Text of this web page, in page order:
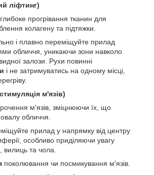
ліфтинг)
прогрівання тканин для
колагену та підтяжки.
і плавно переміщуйте прилад
обличчя, уникаючи зони навколо
залози. Рухи повинні
і не затримуватись на одному місці,
м'язів)
м'язів, зміцнюючи їх, що
обличчя.
прилад у напрямку від центру
особливо приділяючи увагу
вилиць та чола.
поколювання чи посмикування м'язів.